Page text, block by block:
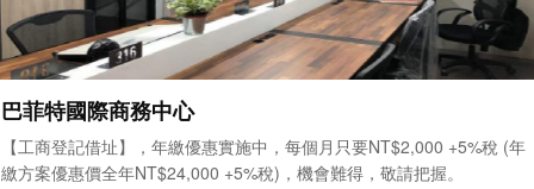
巴菲特國際商務中心
【工商登記借址】，年繳優惠實施中，每個月只要NT$2,000 +5%稅 (年
繳方案優惠價全年NT$24,000 +5%稅)，機會難得，敬請把握。